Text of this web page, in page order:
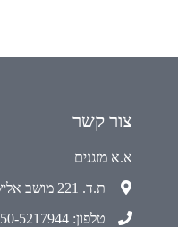
צור קשר
א.א מזגנים
ת.ד. 221 מושב אלישמע ישראל
טלפון: 050-5217944 | 09-9518308